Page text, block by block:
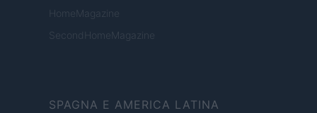
HomeMagazine
SecondHomeMagazine
SPAGNA E AMERICA LATINA